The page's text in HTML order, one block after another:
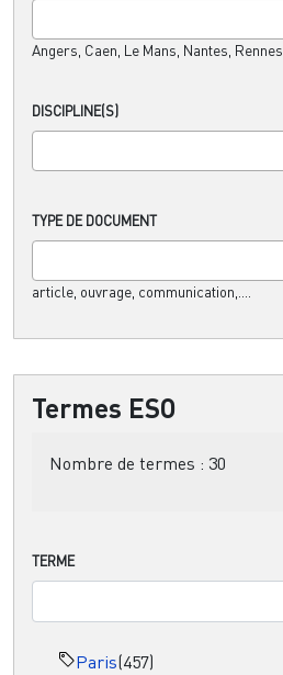
Angers, Caen, Le Mans, Nantes, Rennes
DISCIPLINE(S)
TYPE DE DOCUMENT
article, ouvrage, communication,....
Termes ESO
Nombre de termes : 30
TERME
Paris(457)